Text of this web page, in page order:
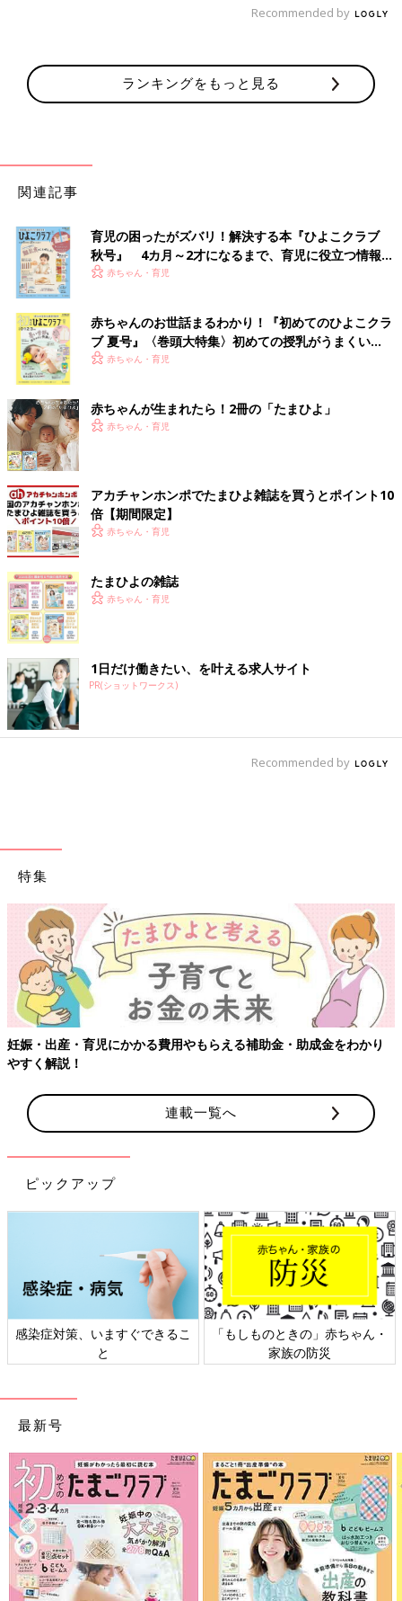
Recommended by
ランキングをもっと見る
関連記事
育児の困ったがズバリ！解決する本『ひよこクラブ
秋号』 4カ月～2才になるまで、育児に役立つ情報が
いっぱい！
赤ちゃん・育児
赤ちゃんのお世話まるわかり！『初めてのひよこクラ
ブ 夏号』〈巻頭大特集〉初めての授乳がうまくい
く！ おっぱい・ミルクの基本と夏のトラブル 解決テ
赤ちゃん・育児
赤ちゃんが生まれたら！2冊の「たまひよ」
赤ちゃん・育児
アカチャンホンポでたまひよ雑誌を買うとポイント10
倍【期間限定】
赤ちゃん・育児
たまひよの雑誌
赤ちゃん・育児
1日だけ働きたい、を叶える求人サイト
PR(ショットワークス)
Recommended by
特集
妊娠・出産・育児にかかる費用やもらえる補助金・助成金をわかり
やすく解説！
連載一覧へ
ピックアップ
感染症対策、いますぐできるこ
と
「もしものときの」赤ちゃん・
家族の防災
最新号